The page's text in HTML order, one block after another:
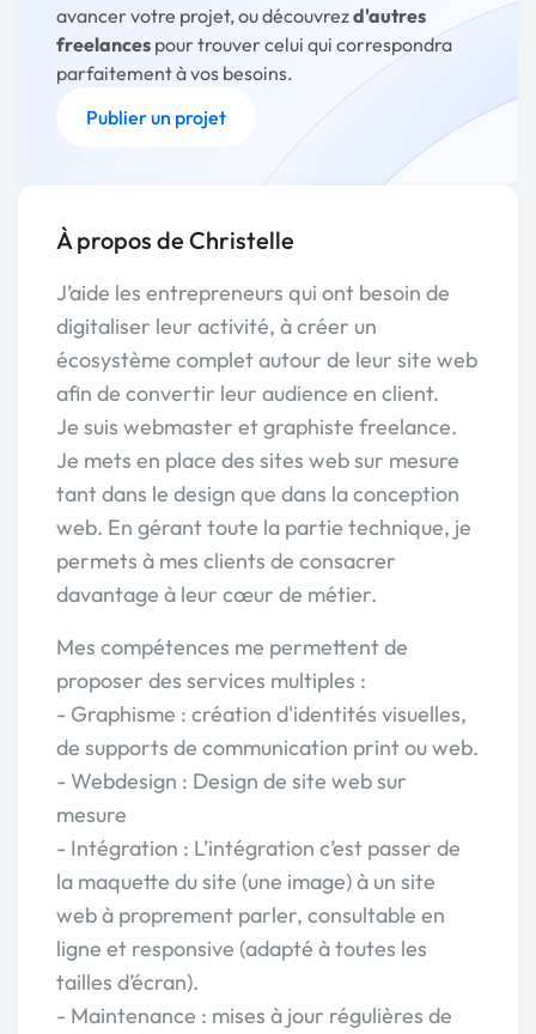
avancer votre projet, ou découvrezd'autres
freelances pour trouver celui qui correspondra
parfaitement à vos besoins.
Publier un projet
À propos de Christelle
J’aide les entrepreneurs qui ont besoin de
digitaliser leur activité, à créer un
écosystème complet autour de leur site web
afin de convertir leur audience en client.
Je suis webmaster et graphiste freelance.
Je mets en place des sites web sur mesure
tant dans le design que dans la conception
web. En gérant toute la partie technique, je
permets à mes clients de consacrer
davantage à leur cœur de métier.
Mes compétences me permettent de
proposer des services multiples :
- Graphisme : création d'identités visuelles,
de supports de communication print ou web.
- Webdesign : Design de site web sur
mesure
- Intégration : L’intégration c’est passer de
la maquette du site (une image) à un site
web à proprement parler, consultable en
ligne et responsive (adapté à toutes les
tailles d’écran).
- Maintenance : mises à jour régulières de